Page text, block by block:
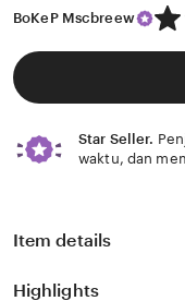
BoKeP Mscbreew
5
out
of
Star Seller.
waktu, dan
Item details
Highlights